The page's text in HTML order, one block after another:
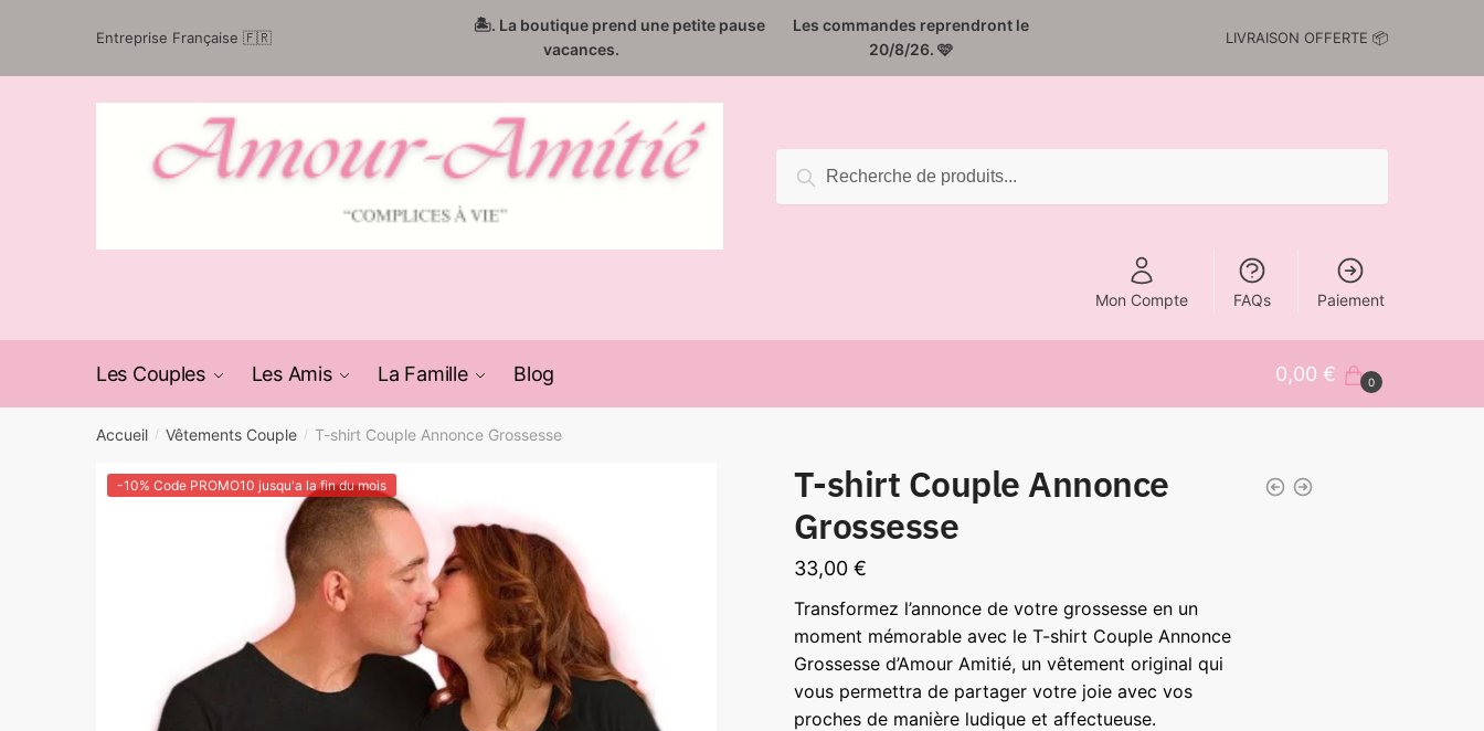
Entreprise Française 🇫🇷
🏝️. La boutique prend une petite pause
vacances.
Les commandes reprendront le
20/8/26. 🩷
LIVRAISON OFFERTE 📦
pour :
Recherche
Mon Compte FAQs Paiement
Les Couples Les Amis La Famille Blog 0,00 € 0
Accueil / Vêtements Couple / T-shirt Couple Annonce Grossesse
-10% Code PROMO10 jusqu'a la fin du mois
T-shirt Couple Annonce
Grossesse
33,00 €
Transformez l’annonce de votre grossesse en un
moment mémorable avec le T-shirt Couple Annonce
Grossesse d’Amour Amitié, un vêtement original qui
vous permettra de partager votre joie avec vos
proches de manière ludique et affectueuse.